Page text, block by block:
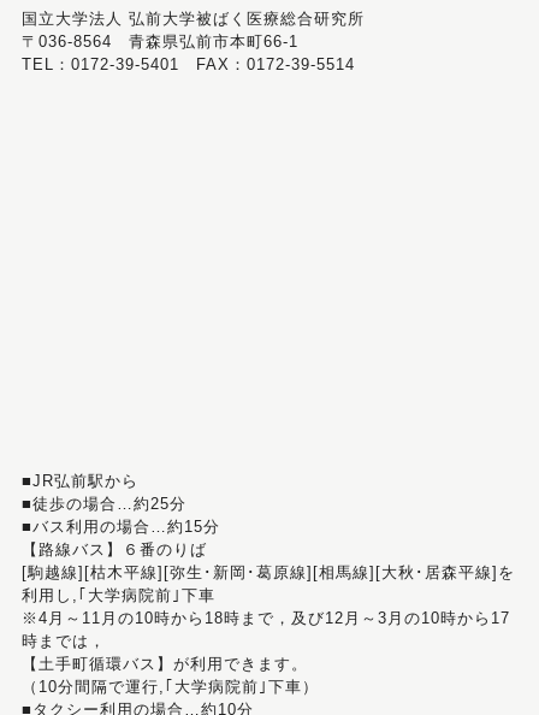
国立大学法人 弘前大学被ばく医療総合研究所
〒036-8564 青森県弘前市本町66-1
TEL：0172-39-5401 FAX：0172-39-5514
■JR弘前駅から
■徒歩の場合…約25分
■バス利用の場合…約15分
【路線バス】６番のりば
[駒越線][枯木平線][弥生･新岡･葛原線][相馬線][大秋･居森平線]を
利用し,｢大学病院前｣下車
※4月～11月の10時から18時まで，及び12月～3月の10時から17
時までは，
【土手町循環バス】が利用できます。
（10分間隔で運行,｢大学病院前｣下車）
■タクシー利用の場合…約10分